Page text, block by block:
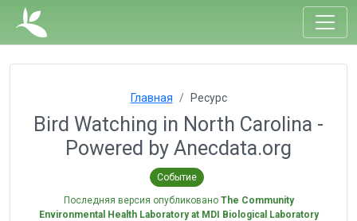
Главная Ресурс
Bird Watching in North Carolina -
Powered by Anecdata.org
Событие
Последняя версия опубликовано The Community
Environmental Health Laboratory at MDI Biological Laboratory